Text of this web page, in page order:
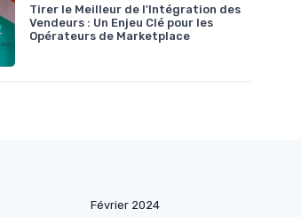
Tirer le Meilleur de l'Intégration des
Vendeurs : Un Enjeu Clé pour les
Opérateurs de Marketplace
Février 2024